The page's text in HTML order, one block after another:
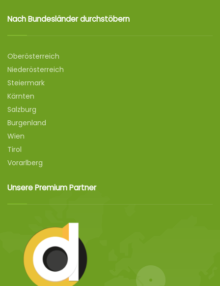
Nach Bundesländer durchstöbern
Oberösterreich
Niederösterreich
Steiermark
Kärnten
Salzburg
Burgenland
Wien
Tirol
Vorarlberg
Unsere Premium Partner